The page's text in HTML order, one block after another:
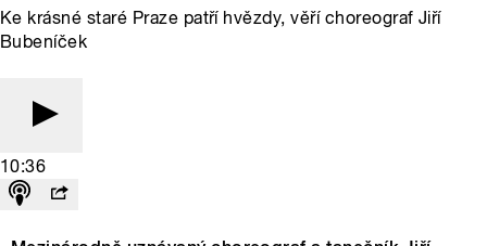
Ke krásné staré Praze patří hvězdy, věří choreograf Jiří
Bubeníček
10:36